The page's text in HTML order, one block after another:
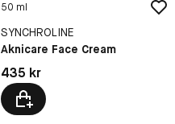
50 ml
SYNCHROLINE
Aknicare Face Cream
Pris: 435 kr
435 kr